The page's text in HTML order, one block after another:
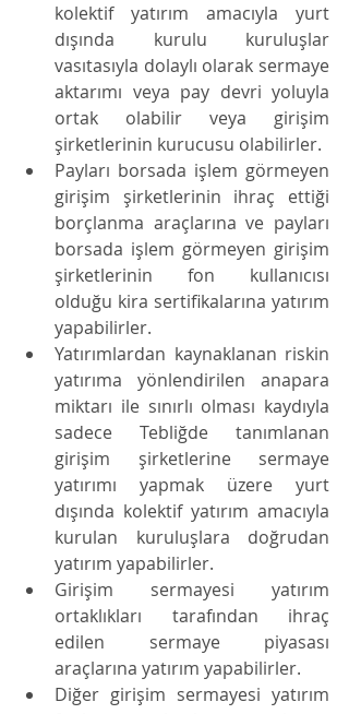
kolektif yatırım amacıyla yurt
dışında kurulu kuruluşlar
vasıtasıyla dolaylı olarak sermaye
aktarımı veya pay devri yoluyla
ortak olabilir veya girişim
şirketlerinin kurucusu olabilirler.
Payları borsada işlem görmeyen
girişim şirketlerinin ihraç ettiği
borçlanma araçlarına ve payları
borsada işlem görmeyen girişim
şirketlerinin fon kullanıcısı
olduğu kira sertifikalarına yatırım
yapabilirler.
Yatırımlardan kaynaklanan riskin
yatırıma yönlendirilen anapara
miktarı ile sınırlı olması kaydıyla
sadece Tebliğde tanımlanan
girişim şirketlerine sermaye
yatırımı yapmak üzere yurt
dışında kolektif yatırım amacıyla
kurulan kuruluşlara doğrudan
yatırım yapabilirler.
Girişim sermayesi yatırım
ortaklıkları tarafından ihraç
edilen sermaye piyasası
araçlarına yatırım yapabilirler.
Diğer girişim sermayesi yatırım